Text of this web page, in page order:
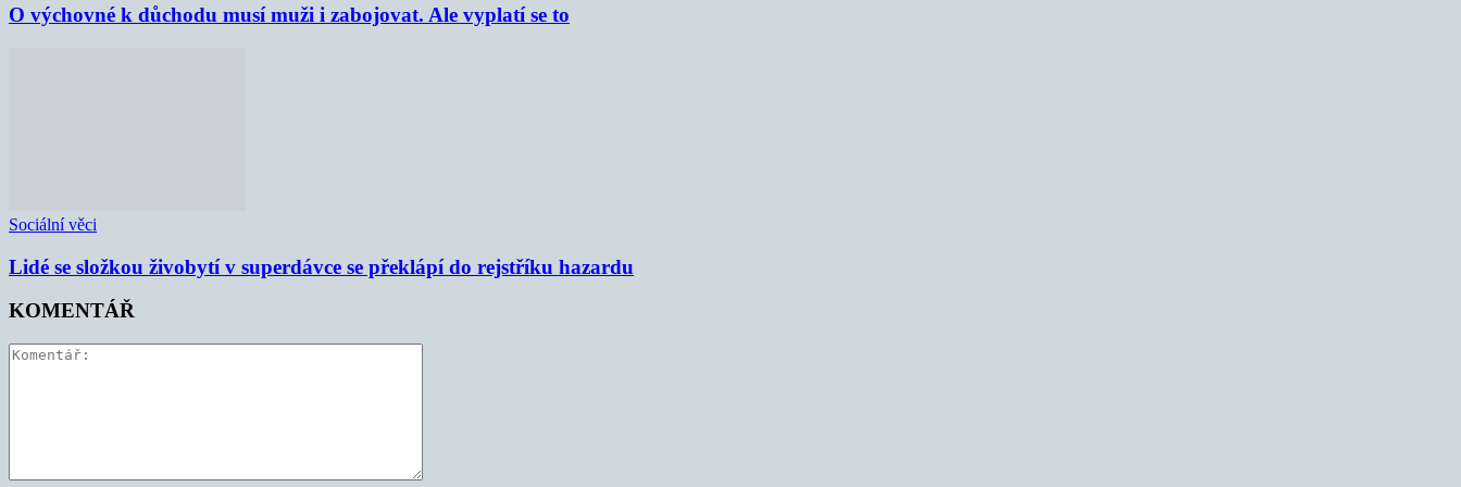
O výchovné k důchodu musí muži i zabojovat. Ale vyplatí se to
Sociální věci
Lidé se složkou živobytí v superdávce se překlápí do rejstříku hazardu
KOMENTÁŘ